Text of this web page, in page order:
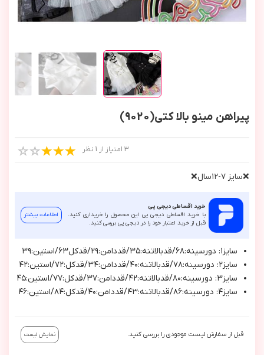
پیراهن مینو بالا کتی(9020)
3 امتیاز از 1 نظر
❌سايز ٧-١٢سال❌
خرید اقساطی دیجی پی
با خرید اقساطی دیجی پی این محصول را خریداری کنید.
قبل از خرید اعتبار خود را در دیجی پی بررسی کنید.
اطلاعات بیشتر
سايز١: دورسينه:٦٨/قدبالاتنه:٣٥/قددامن:٢٩/قدكل٦٣/استين:٣٩
سايز٢: دورسينه:٧٨/قدبالاتنه:٤٠/قددامن:٣٤/قدكل:٧٢/استين:٤٢
سايز٣: دورسينه:٨٠/قدبالاتنه:٤٢/قددامن:٣٧/قدكل:٧٧/استين:٤٥
سايز٤: دورسينه:٨٦/قدبالاتنه:٤٣/قددامن:٤٠/قدكل:٨٤/استين:٤٦
قبل از سفارش لیست موجودی را بررسی کنید. نمایش لیست